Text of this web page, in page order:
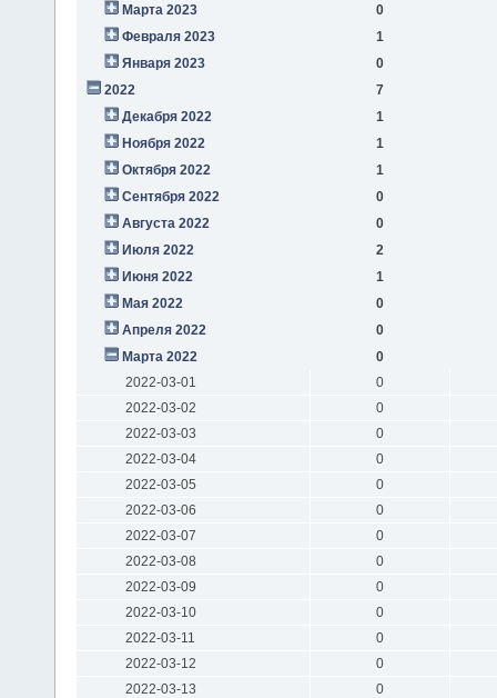
Марта 2023
0
Февраля 2023
1
Января 2023
0
2022
7
Декабря 2022
1
Ноября 2022
1
Октября 2022
1
Сентября 2022
0
Августа 2022
0
Июля 2022
2
Июня 2022
1
Мая 2022
0
Апреля 2022
0
Марта 2022
0
2022-03-01
0
2022-03-02
0
2022-03-03
0
2022-03-04
0
2022-03-05
0
2022-03-06
0
2022-03-07
0
2022-03-08
0
2022-03-09
0
2022-03-10
0
2022-03-11
0
2022-03-12
0
2022-03-13
0